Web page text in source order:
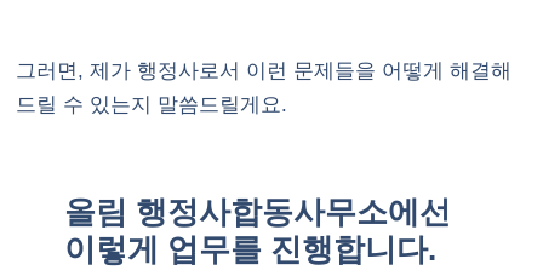
그러면, 제가 행정사로서 이런 문제들을 어떻게 해결해
드릴 수 있는지 말씀드릴게요.
올림 행정사합동사무소에선
이렇게 업무를 진행합니다.